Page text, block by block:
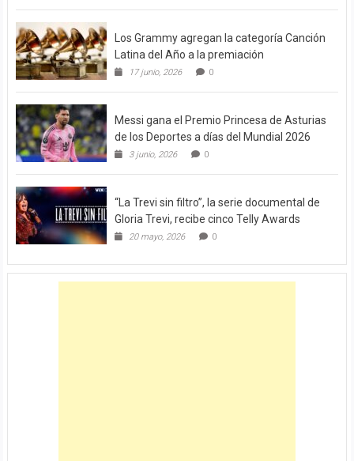
Los Grammy agregan la categoría Canción
Latina del Año a la premiación
17 junio, 2026 0
Messi gana el Premio Princesa de Asturias
de los Deportes a días del Mundial 2026
3 junio, 2026 0
“La Trevi sin filtro”, la serie documental de
Gloria Trevi, recibe cinco Telly Awards
20 mayo, 2026 0